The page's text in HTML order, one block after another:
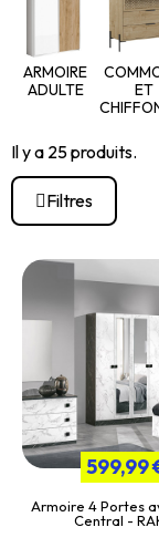
ARMOIRE
ADULTE
ET
Il y a 25 produits.
Filtres
599,99
Armoire 4 Portes
Central -